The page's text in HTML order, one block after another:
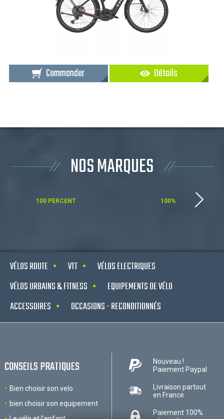
Commander Détails
NOS MARQUES
100 PERCENT 100%
VÉLOS ROUTE VTT
VÉLOS ELECTRIQUES
VÉLOS URBAINS & FITNESS
EQUIPEMENTS DE VÉLO
ACCESSOIRES
OCCASIONS - RECONDITIONNÉS
CONSEILS PRATIQUES
Bien choisir son velo
bien choisir son equipement
Nouveau !
Paiement Paypal
Livraison partout
en France
Paiement 100%